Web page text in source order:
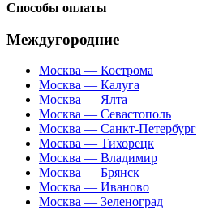
Способы оплаты
Междугородние
Москва — Кострома
Москва — Калуга
Москва — Ялта
Москва — Севастополь
Москва — Санкт-Петербург
Москва — Тихорецк
Москва — Владимир
Москва — Брянск
Москва — Иваново
Москва — Зеленоград